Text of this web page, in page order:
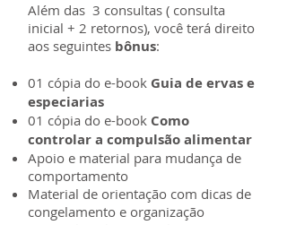
Além das 3 consultas ( consulta
inicial + 2 retornos), você terá direito
aos seguintes bônus:
01 cópia do e-book Guia de ervas e
especiarias
01 cópia do e-book Como
controlar a compulsão alimentar
Apoio e material para mudança de
comportamento
Material de orientação com dicas de
congelamento e organização